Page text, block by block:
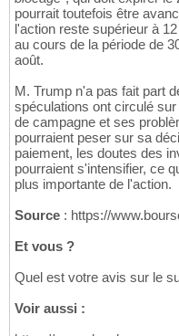
pourrait toutefois être
l'action reste supérieur à
au cours de la période de
août.
M. Trump n'a pas fait part
spéculations ont circulé
de campagne et ses
pourraient peser sur sa
paiement, les doutes des
pourraient s'intensifier, ce
plus importante de l'action.
Source : https://
Et vous ?
Quel est votre avis sur le
Voir aussi :